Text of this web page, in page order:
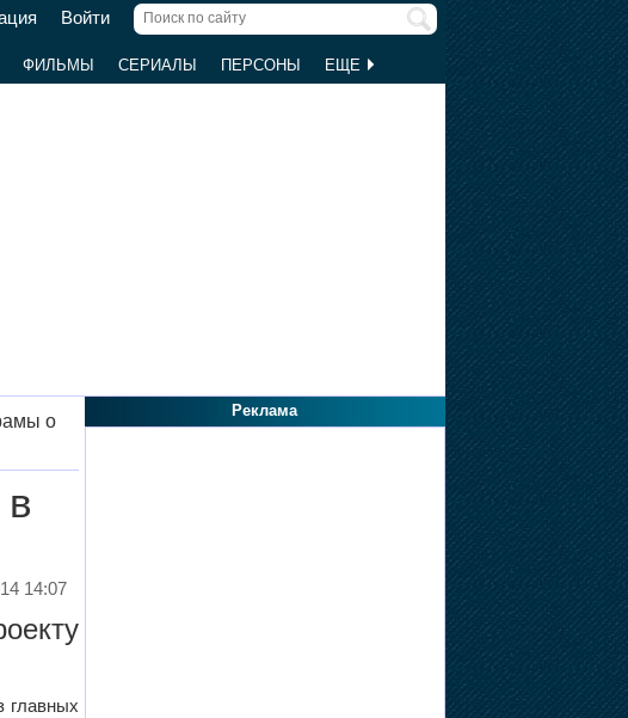
Войти
ФИЛЬМЫ СЕРИАЛЫ ПЕРСОНЫ ЕЩЕ
о
14:07
главных
Реклама